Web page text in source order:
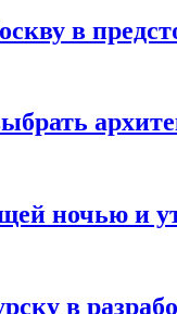
в
ночью и
в